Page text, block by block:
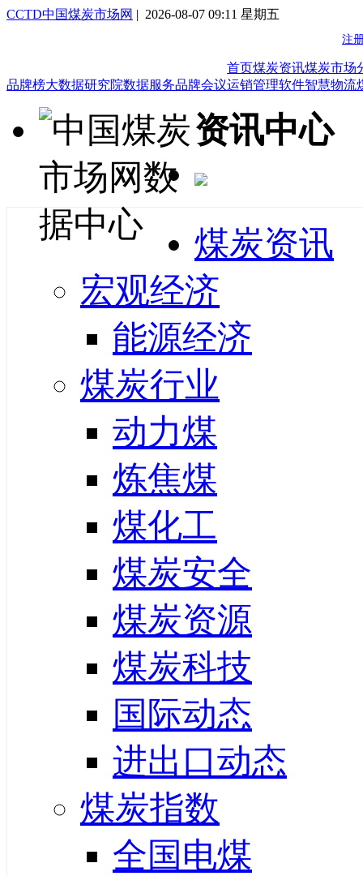
CCTD中国煤炭市场网 | 2026-08-07 09:11 星期五
首页煤炭资讯煤炭市场
品牌榜大数据研究院数据服务品牌会议运销管理软件智慧物流
资讯中心
煤炭资讯
宏观经济
能源经济
煤炭行业
动力煤
炼焦煤
煤化工
煤炭安全
煤炭资源
煤炭科技
国际动态
进出口动态
煤炭指数
全国电煤